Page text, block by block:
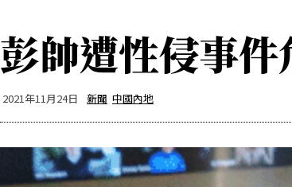
彭帥遭性侵事
2021年11月24日 新聞 中國內地